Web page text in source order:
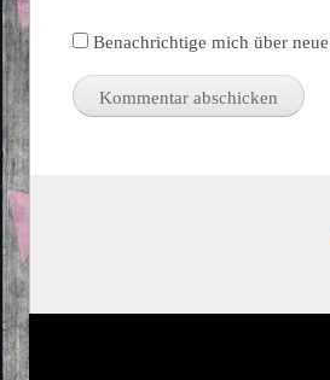
Benachrichtige mich über